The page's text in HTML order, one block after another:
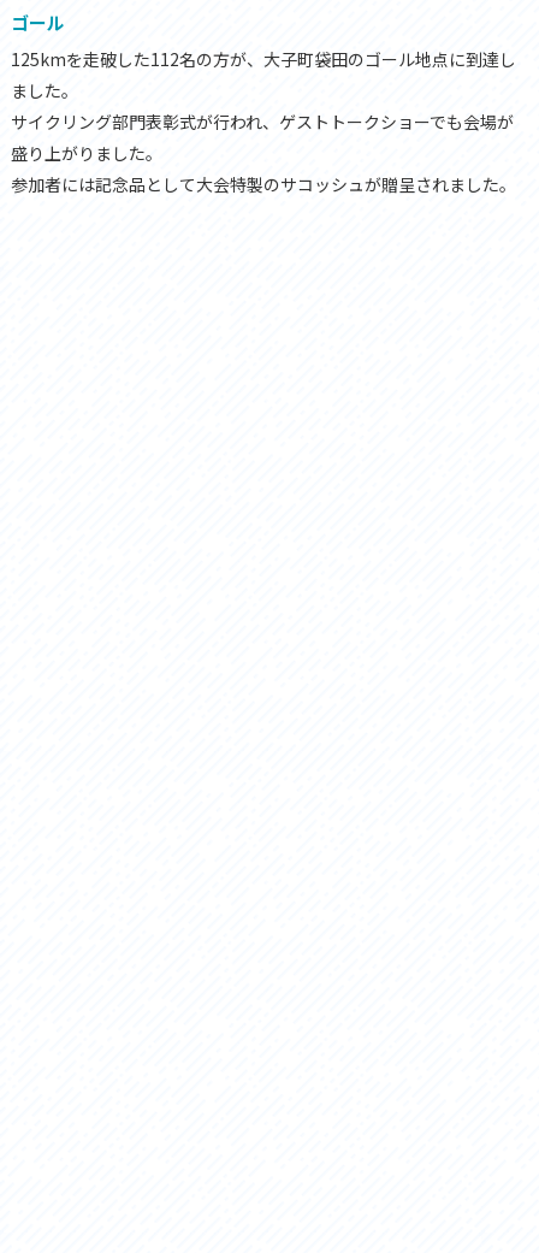
ゴール
125kmを走破した112名の方が、大子町袋田のゴール地点に到達し
ました。
サイクリング部門表彰式が行われ、ゲストトークショーでも会場が
盛り上がりました。
参加者には記念品として大会特製のサコッシュが贈呈されました。